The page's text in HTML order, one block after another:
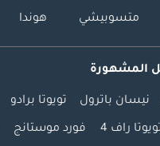
متسوبيشي هوندا
المشهورة
نيسان باترول تويوتا برادو
راف 4 فورد موستانج